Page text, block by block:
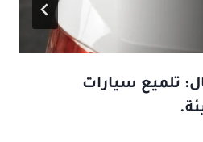
تلميع سيارات